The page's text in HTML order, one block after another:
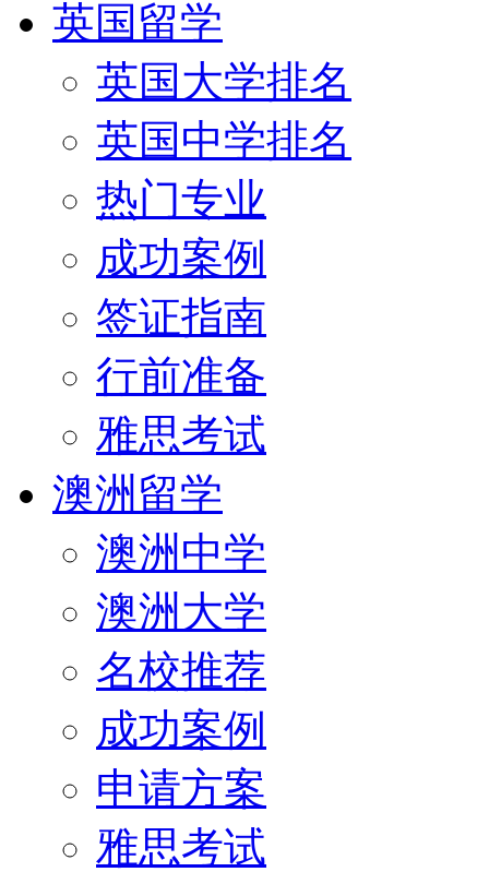
英国留学
英国大学排名
英国中学排名
热门专业
成功案例
签证指南
行前准备
雅思考试
澳洲留学
澳洲中学
澳洲大学
名校推荐
成功案例
申请方案
雅思考试